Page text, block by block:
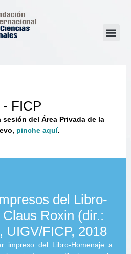
FICP
del Área Privada de la
pinche aquí.
del Libro-
Roxin (dir.:
UIGV/FICP, 2018
impreso del Libro-Homenaje a